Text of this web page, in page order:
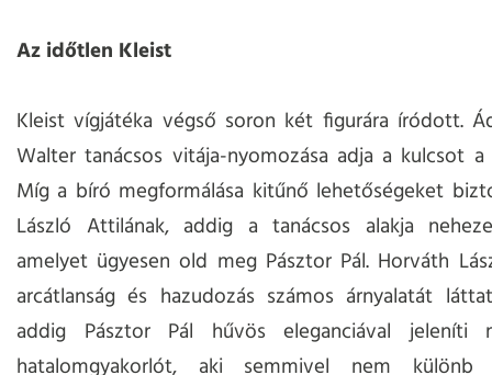
Az időtlen Kleist
Kleist vígjátéka végső soron két figurára íródott.
Walter tanácsos vitája-nyomozása adja a kulcsot
Míg a bíró megformálása kitűnő lehetőségeket
László Attilának, addig a tanácsos alakja
amelyet ügyesen old meg Pásztor Pál. Horváth
arcátlanság és hazudozás számos árnyalatát
addig Pásztor Pál hűvös eleganciával
hatalomgyakorlót, aki semmivel nem különb